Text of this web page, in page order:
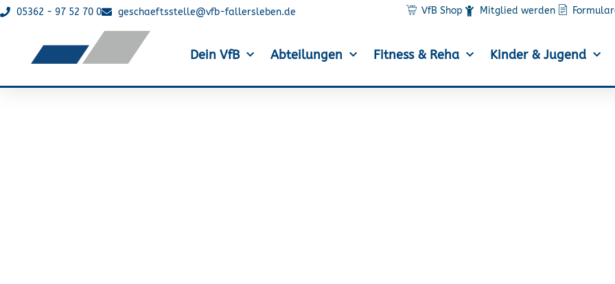
05362 - 97 52 70 0 geschaeftsstelle@vfb-fallersleben.de VfB Shop Mitglied werden
Dein VfB Abteilungen Fitness & Reha Kinder & Jugend
Triathlon: Lars Hartmann über die